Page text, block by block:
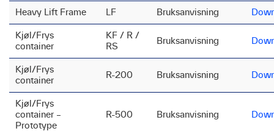
Heavy Lift Frame LF Bruksanvisning
Kjøl/Frys
container
KF / R /
RS
Bruksanvisning
Kjøl/Frys
container
R-200 Bruksanvisning
Kjøl/Frys
container –
Prototype
R-500 Bruksanvisning